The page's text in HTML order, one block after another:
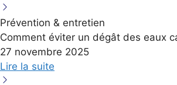
Prévention & entretien
Comment éviter un dégât des eaux
27 novembre 2025
Lire la suite